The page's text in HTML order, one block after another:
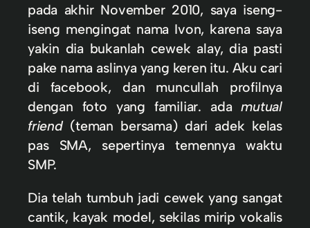
pada akhir November 2010, saya iseng-
iseng mengingat nama Ivon, karena saya
yakin dia bukanlah cewek alay, dia pasti
pake nama aslinya yang keren itu. Aku cari
di facebook, dan muncullah profilnya
dengan foto yang familiar. adamutual
friend(teman bersama) dari adek kelas
pas SMA, sepertinya temennya waktu
SMP.
Dia telah tumbuh jadi cewek yang sangat
cantik, kayak model, sekilas mirip vokalis